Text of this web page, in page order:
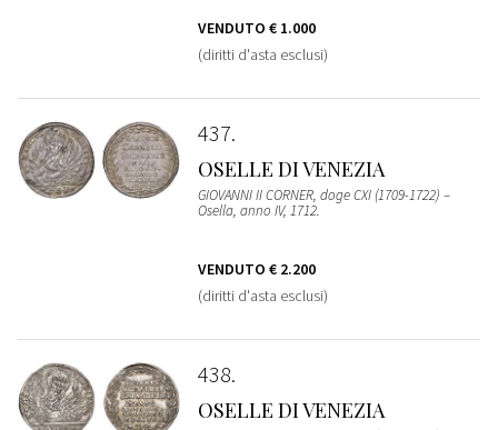
VENDUTO € 1.000
(diritti d'asta esclusi)
437
OSELLE DI VENEZIA
GIOVANNI II CORNER, doge CXI (1709-1722) –
Osella, anno IV, 1712.
VENDUTO € 2.200
(diritti d'asta esclusi)
438
OSELLE DI VENEZIA